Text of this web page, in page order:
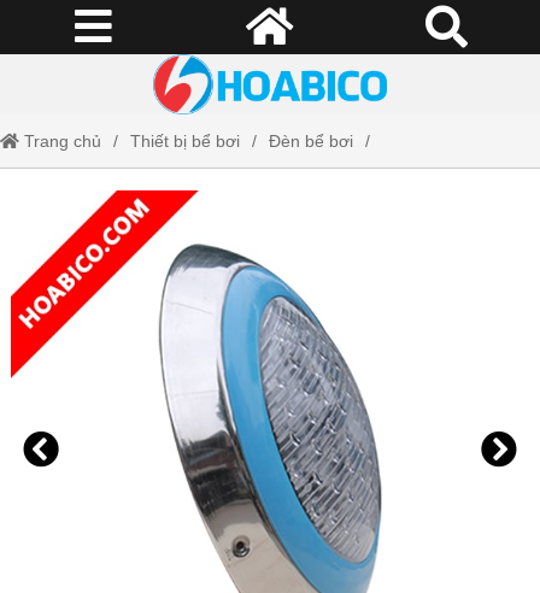
Trang chủ Thiết bị bể bơi Đèn bể bơi
Đèn Led đổi màu trang trí bể bơi (18W)